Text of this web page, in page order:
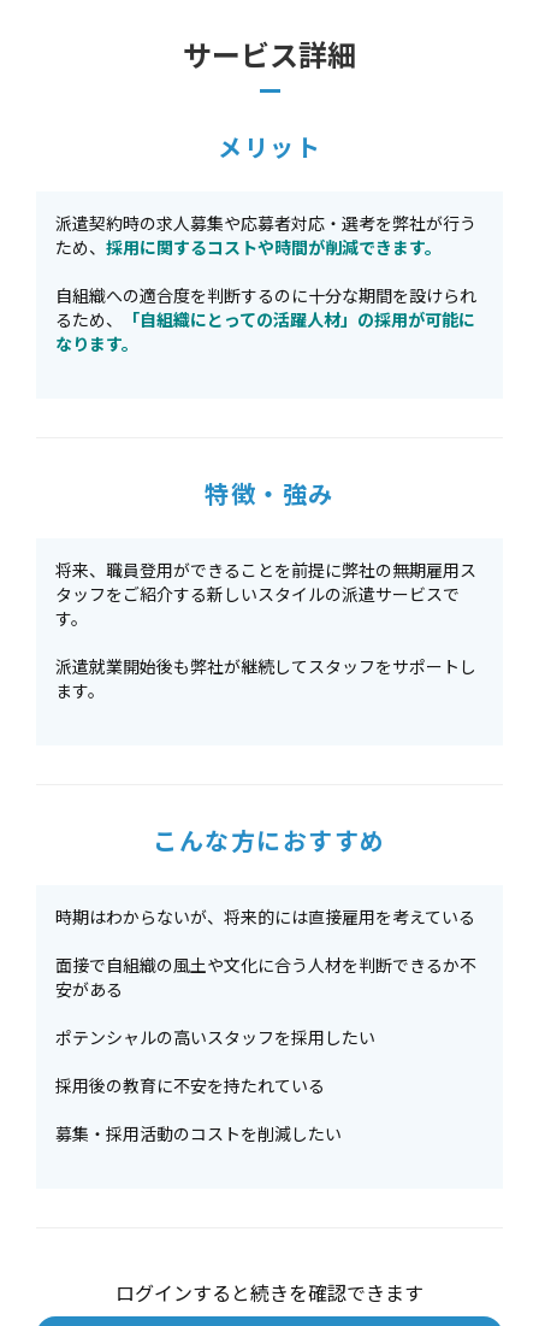
サービス詳細
メリット
派遣契約時の求人募集や応募者対応・選考を弊社が行う
ため、 採用に関するコストや時間が削減できます。
自組織への適合度を判断するのに十分な期間を設けられ
るため、
「自組織にとっての活躍人材」の採用が可能に
なります。
特徴・強み
将来、職員登用ができることを前提に弊社の無期雇用ス
タッフをご紹介する新しいスタイルの派遣サービスで
す。
派遣就業開始後も弊社が継続してスタッフをサポートし
ます。
こんな方におすすめ
時期はわからないが、将来的には直接雇用を考えている
面接で自組織の風土や文化に合う人材を判断できるか不
安がある
ポテンシャルの高いスタッフを採用したい
採用後の教育に不安を持たれている
募集・採用活動のコストを削減したい
ログインすると続きを確認できます